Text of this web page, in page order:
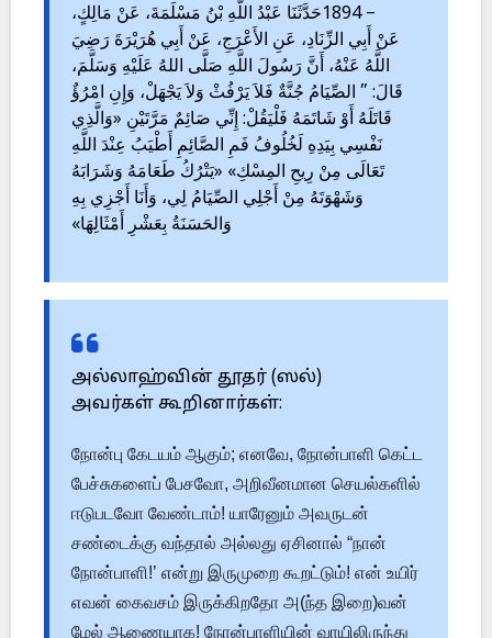
1894 –حَدَّثَنَا عَبْدُ اللَّهِ بْنُ مَسْلَمَةَ، عَنْ مَالِكٍ،
عَنْ أَبِي الزِّنَادِ، عَنِ الأَعْرَجِ، عَنْ أَبِي هُرَيْرَةَ رَضِيَ
اللَّهُ عَنْهُ، أَنَّ رَسُولَ اللَّهِ صَلَّى اللهُ عَلَيْهِ وَسَلَّمَ،
قَالَ: ” الصِّيَامُ جُنَّةٌ فَلاَ يَرْفُثْ وَلاَ يَجْهَلْ، وَإِنِ امْرُؤٌ
قَاتَلَهُ أَوْ شَاتَمَهُ فَلْيَقُلْ: إِنِّي صَائِمٌ مَرَّتَيْنِ «وَالَّذِي
نَفْسِي بِيَدِهِ لَخُلُوفُ فَمِ الصَّائِمِ أَطْيَبُ عِنْدَ اللَّهِ
تَعَالَى مِنْ رِيحِ المِسْكِ» «يَتْرُكُ طَعَامَهُ وَشَرَابَهُ
وَشَهْوَتَهُ مِنْ أَجْلِي الصِّيَامُ لِي، وَأَنَا أَجْزِي بِهِ
وَالحَسَنَةُ بِعَشْرِ أَمْثَالِهَا»
அல்லாஹ்வின் தூதர் (ஸல்)
அவர்கள் கூறினார்கள்:
நோன்பு கேடயம் ஆகும்; எனவே, நோன்பாளி கெட்ட
பேச்சுகளைப் பேசவோ, அறிவீனமான செயல்களில்
ஈடுபடவோ வேண்டாம்! யாரேனும் அவருடன்
சண்டைக்கு வந்தால் அல்லது ஏசினால் “நான்
நோன்பாளி!’ என்று இருமுறை கூறட்டும்! என் உயிர்
எவன் கைவசம் இருக்கிறதோ அ(ந்த இறை)வன்
மேல் ஆணையாக! நோன்பாளியின் வாயிலிருந்து